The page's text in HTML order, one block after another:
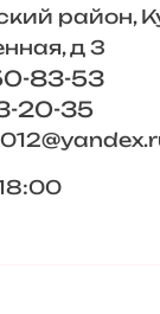
район,
д 3
83-53
20-35